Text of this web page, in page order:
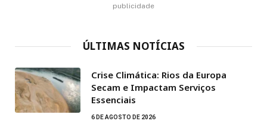
publicidade
ÚLTIMAS NOTÍCIAS
Crise Climática: Rios da Europa
Secam e Impactam Serviços
Essenciais
6 DE AGOSTO DE 2026